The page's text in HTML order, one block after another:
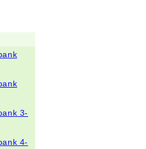
3-
4-